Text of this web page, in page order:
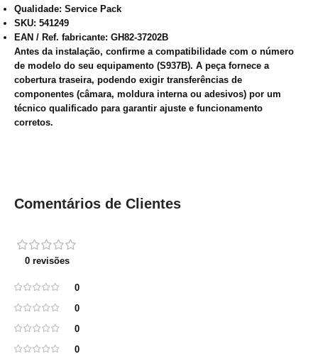
Qualidade: Service Pack
SKU: 541249
EAN / Ref. fabricante: GH82-37202B
Antes da instalação, confirme a compatibilidade com o número
de modelo do seu equipamento (S937B). A peça fornece a
cobertura traseira, podendo exigir transferências de
componentes (câmara, moldura interna ou adesivos) por um
técnico qualificado para garantir ajuste e funcionamento
corretos.
Comentários de Clientes
0 revisões
0
0
0
0